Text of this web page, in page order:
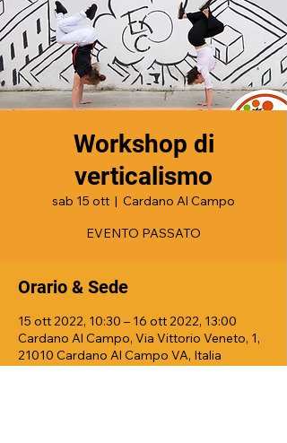
Workshop di
verticalismo
sab 15 ott
  |
Cardano Al Campo
EVENTO PASSATO
Orario & Sede
15 ott 2022, 10:30 – 16 ott 2022, 13:00
Cardano Al Campo, Via Vittorio Veneto, 1,
21010 Cardano Al Campo VA, Italia